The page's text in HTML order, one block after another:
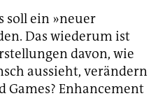
soll ein »neuer
Das wiederum ist
davon, wie
aussieht, verändern
Games? Enhancement